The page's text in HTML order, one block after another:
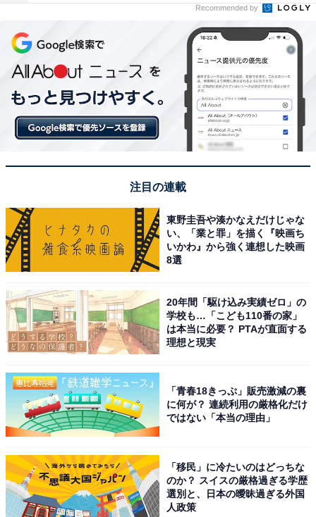
Recommended by
注目の連載
東野圭吾や湊かなえだけじゃな
い、「業と罪」を描く『映画ち
いかわ』から強く連想した映画
8選
20年間「駆け込み実績ゼロ」の
学校も…「こども110番の家」
は本当に必要？ PTAが直面する
理想と現実
「青春18きっぷ」販売激減の裏
に何が？ 連続利用の厳格化だけ
ではない「本当の理由」
「移民」に冷たいのはどっちな
のか？ スイスの厳格過ぎる学歴
選別と、日本の曖昧過ぎる外国
人政策